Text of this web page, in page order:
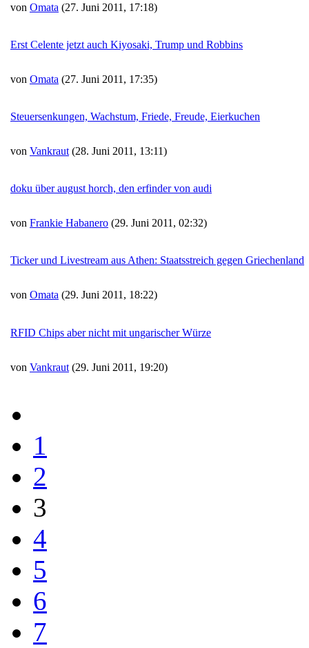
von Omata (27. Juni 2011, 17:18)
Erst Celente jetzt auch Kiyosaki, Trump und Robbins
von Omata (27. Juni 2011, 17:35)
Steuersenkungen, Wachstum, Friede, Freude, Eierkuchen
von Vankraut (28. Juni 2011, 13:11)
doku über august horch, den erfinder von audi
von Frankie Habanero (29. Juni 2011, 02:32)
Ticker und Livestream aus Athen: Staatsstreich gegen Griechenland
von Omata (29. Juni 2011, 18:22)
RFID Chips aber nicht mit ungarischer Würze
von Vankraut (29. Juni 2011, 19:20)
1
2
3
4
5
6
7